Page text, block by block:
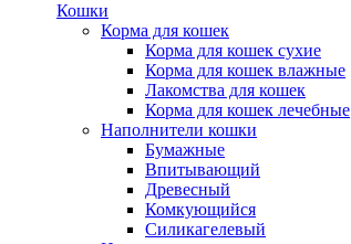
Кошки
Корма для кошек
Корма для кошек сухие
Корма для кошек влажные
Лакомства для кошек
Корма для кошек лечебные
Наполнители кошки
Бумажные
Впитывающий
Древесный
Комкующийся
Силикагелевый